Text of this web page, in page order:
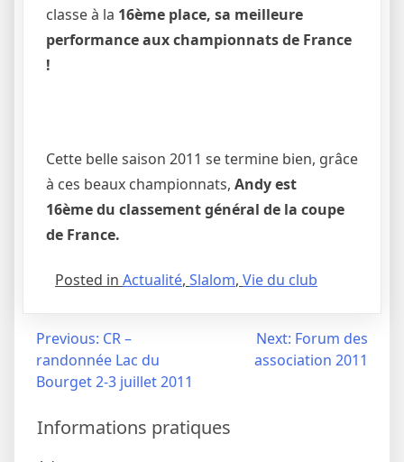
classe à la 16ème place, sa meilleure
performance aux championnats de France
!
Cette belle saison 2011 se termine bien, grâce
à ces beaux championnats, Andy est
16ème du classement général de la coupe
de France.
Posted in Actualité, Slalom, Vie du club
Navigation
Previous: CR –
randonnée Lac du
Bourget 2-3 juillet 2011
Next: Forum des
association 2011
Informations pratiques